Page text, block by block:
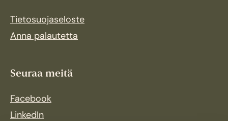
Tietosuojaseloste
Anna palautetta
Seuraa meitä
Facebook
LinkedIn